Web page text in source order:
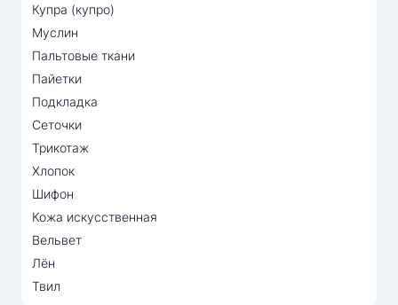
Купра (купро)
Муслин
Пальтовые ткани
Пайетки
Подкладка
Сеточки
Трикотаж
Хлопок
Шифон
Кожа искусственная
Вельвет
Лён
Твил